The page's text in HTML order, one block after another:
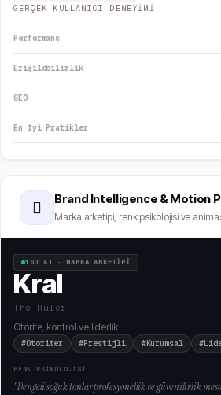
GERÇEK KULLANICI DENEYİMİ
Performans
Erişilebilirlik
SEO
En İyi Pratikler
🫆 Brand Intelligence & Motion
Marka arketipi, renk psikolojisi ve
1ST AI · MARKA ARKETİPİ
Kral
The Ruler
Otorite, kontrol ve liderlik
#Otoriter #Prestijli #Kurumsal
RENK PSİKOLOJİSİ
"Dengeli soğuk tonlar profesyonellik ve güvenilirlik